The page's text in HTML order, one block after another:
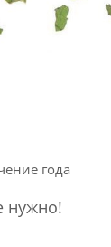
года
нужно!